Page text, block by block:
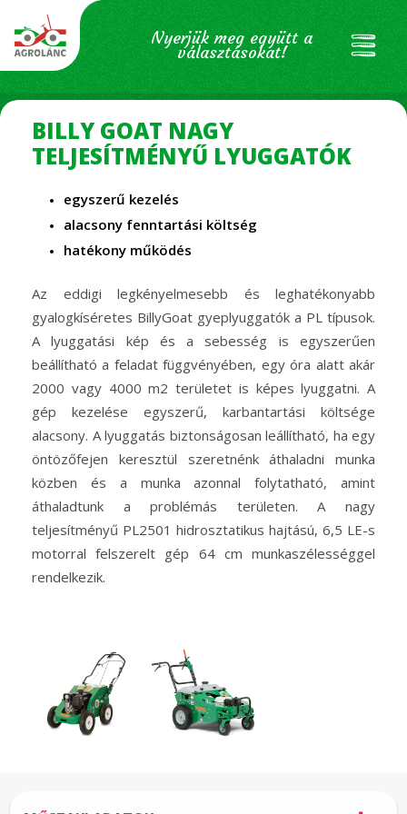
Nyerjük meg együtt a
választásokat!
BILLY GOAT NAGY
TELJESÍTMÉNYŰ LYUGGATÓK
egyszerű kezelés
alacsony fenntartási költség
hatékony működés
Az eddigi legkényelmesebb és leghatékonyabb
gyalogkíséretes BillyGoat gyeplyuggatók a PL típusok.
A lyuggatási kép és a sebesség is egyszerűen
beállítható a feladat függvényében, egy óra alatt akár
2000 vagy 4000 m2 területet is képes lyuggatni. A
gép kezelése egyszerű, karbantartási költsége
alacsony. A lyuggatás biztonságosan leállítható, ha egy
öntözőfejen keresztül szeretnénk áthaladni munka
közben és a munka azonnal folytatható, amint
áthaladtunk a problémás területen. A nagy
teljesítményű PL2501 hidrosztatikus hajtású, 6,5 LE-s
motorral felszerelt gép 64 cm munkaszélességgel
rendelkezik.